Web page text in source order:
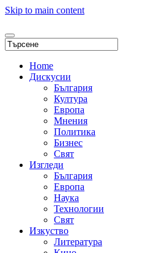
Skip to main content
Home
Дискусии
България
Култура
Европа
Мнения
Политика
Бизнес
Свят
Изгледи
България
Европа
Наука
Технологии
Свят
Изкуство
Литература